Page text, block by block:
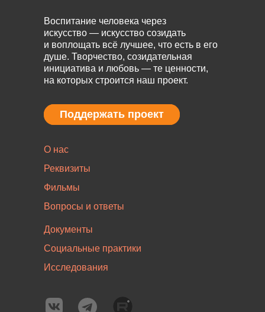
Воспитание человека через
искусство — искусство созидать
и воплощать всё лучшее, что есть в его
душе. Творчество, созидательная
инициатива и любовь — те ценности,
на которых строится наш проект.
Документы
Социальные практики
Исследования
О нас
Реквизиты
Фильмы
Вопросы и ответы
Поддержать проект
Поддержать проект